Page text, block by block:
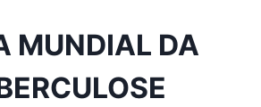
MUNDIAL DA